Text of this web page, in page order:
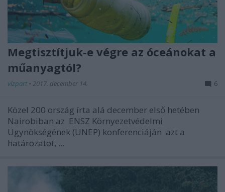
Megtisztítjuk-e végre az óceánokat a
műanyagtól?
vízpart • 2017. december 14. 6
Közel 200 ország írta alá december első hetében
Nairobiban az ENSZ Környezetvédelmi
Ügynökségének (UNEP) konferenciáján azt a
határozatot, ...